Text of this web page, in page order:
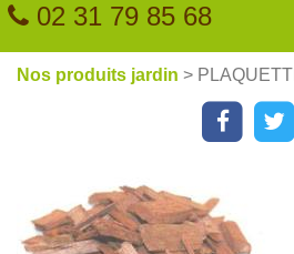
02 31 79 85 68
Nos produits jardin >